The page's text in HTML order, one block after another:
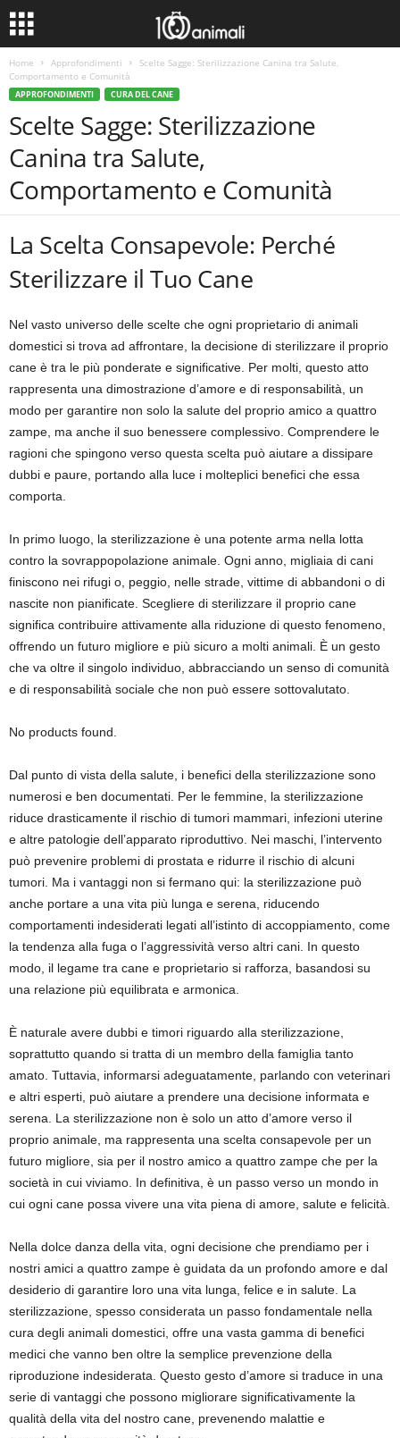
Home Approfondimenti
Scelte Sagge: Sterilizzazione Canina tra Salute,
Comportamento e Comunità
APPROFONDIMENTI CURA DEL CANE
Scelte Sagge: Sterilizzazione
Canina tra Salute,
Comportamento e Comunità
La Scelta Consapevole: Perché
Sterilizzare il Tuo Cane
Nel vasto universo delle scelte che ogni proprietario di animali
domestici si trova ad affrontare, la decisione di sterilizzare il proprio
cane è tra le più ponderate e significative. Per molti, questo atto
rappresenta una dimostrazione d’amore e di responsabilità, un
modo per garantire non solo la salute del proprio amico a quattro
zampe, ma anche il suo benessere complessivo. Comprendere le
ragioni che spingono verso questa scelta può aiutare a dissipare
dubbi e paure, portando alla luce i molteplici benefici che essa
comporta.
In primo luogo, la sterilizzazione è una potente arma nella lotta
contro la sovrappopolazione animale. Ogni anno, migliaia di cani
finiscono nei rifugi o, peggio, nelle strade, vittime di abbandoni o di
nascite non pianificate. Scegliere di sterilizzare il proprio cane
significa contribuire attivamente alla riduzione di questo fenomeno,
offrendo un futuro migliore e più sicuro a molti animali. È un gesto
che va oltre il singolo individuo, abbracciando un senso di comunità
e di responsabilità sociale che non può essere sottovalutato.
No products found.
Dal punto di vista della salute, i benefici della sterilizzazione sono
numerosi e ben documentati. Per le femmine, la sterilizzazione
riduce drasticamente il rischio di tumori mammari, infezioni uterine
e altre patologie dell’apparato riproduttivo. Nei maschi, l’intervento
può prevenire problemi di prostata e ridurre il rischio di alcuni
tumori. Ma i vantaggi non si fermano qui: la sterilizzazione può
anche portare a una vita più lunga e serena, riducendo
comportamenti indesiderati legati all’istinto di accoppiamento, come
la tendenza alla fuga o l’aggressività verso altri cani. In questo
modo, il legame tra cane e proprietario si rafforza, basandosi su
una relazione più equilibrata e armonica.
È naturale avere dubbi e timori riguardo alla sterilizzazione,
soprattutto quando si tratta di un membro della famiglia tanto
amato. Tuttavia, informarsi adeguatamente, parlando con veterinari
e altri esperti, può aiutare a prendere una decisione informata e
serena. La sterilizzazione non è solo un atto d’amore verso il
proprio animale, ma rappresenta una scelta consapevole per un
futuro migliore, sia per il nostro amico a quattro zampe che per la
società in cui viviamo. In definitiva, è un passo verso un mondo in
cui ogni cane possa vivere una vita piena di amore, salute e felicità.
Nella dolce danza della vita, ogni decisione che prendiamo per i
nostri amici a quattro zampe è guidata da un profondo amore e dal
desiderio di garantire loro una vita lunga, felice e in salute. La
sterilizzazione, spesso considerata un passo fondamentale nella
cura degli animali domestici, offre una vasta gamma di benefici
medici che vanno ben oltre la semplice prevenzione della
riproduzione indesiderata. Questo gesto d’amore si traduce in una
serie di vantaggi che possono migliorare significativamente la
qualità della vita del nostro cane, prevenendo malattie e